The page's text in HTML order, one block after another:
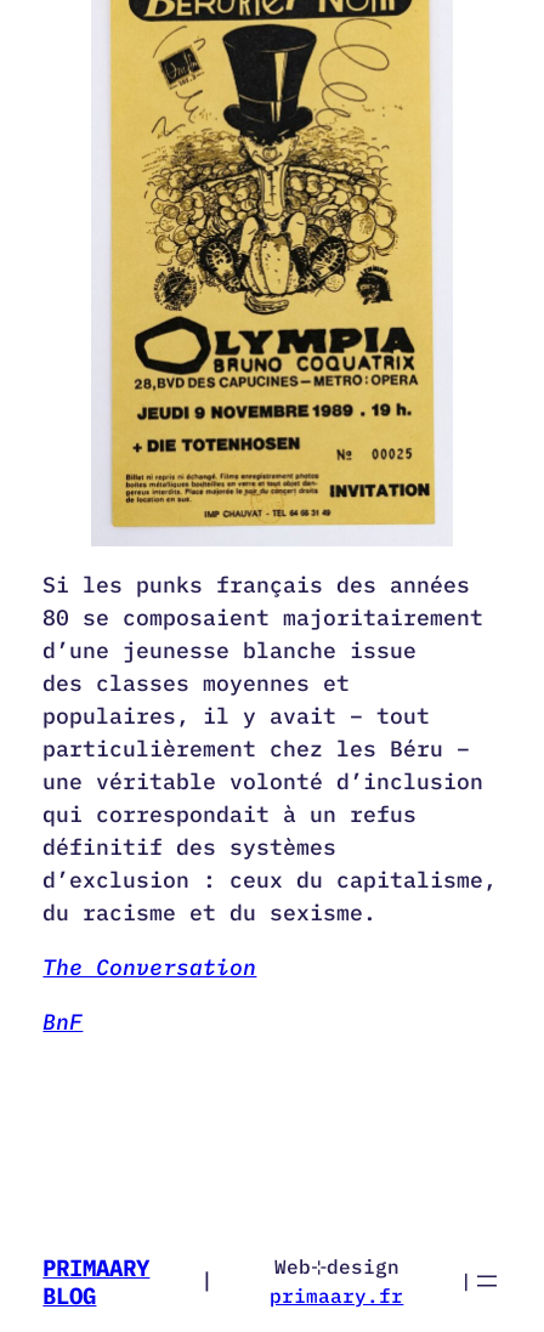
Si les punks français des années
80 se composaient majoritairement
d’une jeunesse blanche issue
des classes moyennes et
populaires, il y avait – tout
particulièrement chez les Béru –
une véritable volonté d’inclusion
qui correspondait à un refus
définitif des systèmes
d’exclusion : ceux du capitalisme,
du racisme et du sexisme.
The Conversation
BnF
PRIMAARY
BLOG
|
Web⊹design
primaary.fr
|